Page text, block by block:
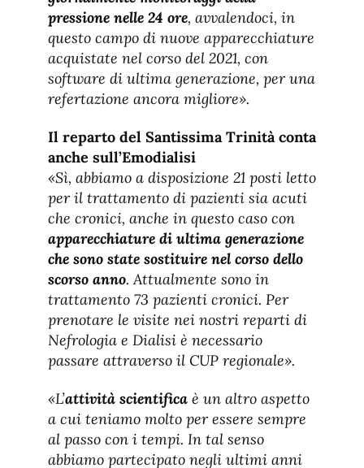
pressione nelle 24 ore, avvalendoci, in
questo campo di nuove apparecchiature
acquistate nel corso del 2021, con
software di ultima generazione, per una
refertazione ancora migliore».
Il reparto del Santissima Trinità conta
anche sull’Emodialisi
«Sì, abbiamo a disposizione 21 posti letto
per il trattamento di pazienti sia acuti
che cronici, anche in questo caso con
apparecchiature di ultima generazione
che sono state sostituire nel corso dello
scorso anno. Attualmente sono in
trattamento 73 pazienti cronici. Per
prenotare le visite nei nostri reparti di
Nefrologia e Dialisi è necessario
passare attraverso il CUP regionale».
«L’attività scientifica è un altro aspetto
a cui teniamo molto per essere sempre
al passo con i tempi. In tal senso
abbiamo partecipato negli ultimi anni